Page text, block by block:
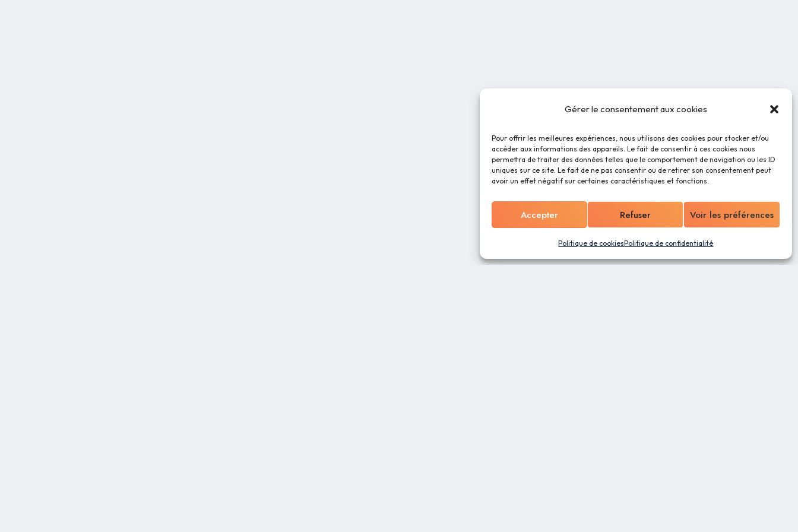
Gérer le consentement aux cookies
Pour offrir les meilleures expériences, nous utilisons des cookies pour stocker et/ou
accéder aux informations des appareils. Le fait de consentir à ces cookies nous
permettra de traiter des données telles que le comportement de navigation ou les ID
uniques sur ce site. Le fait de ne pas consentir ou de retirer son consentement peut
avoir un effet négatif sur certaines caractéristiques et fonctions.
Accepter Refuser Voir les préférences
Politique de cookiesPolitique de confidentialité